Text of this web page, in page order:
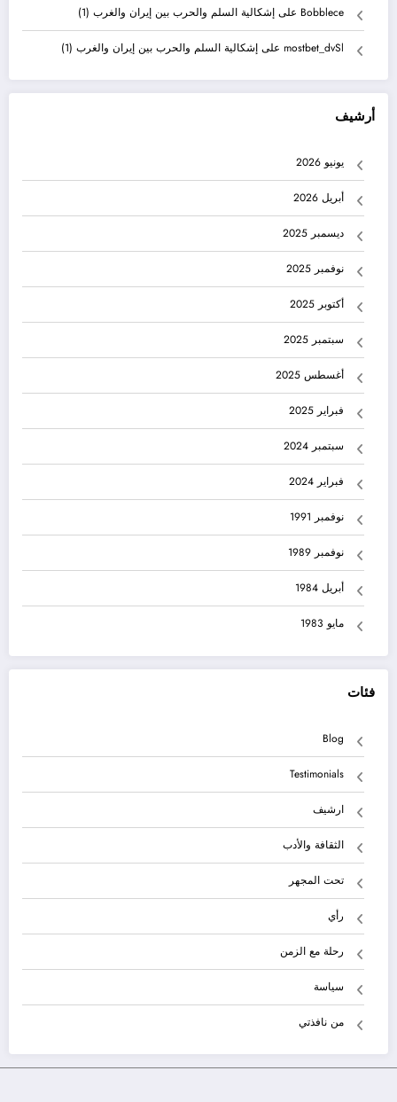
Bobblece على إشكالية السلم والحرب بين إيران والغرب (1)
mostbet_dvSl على إشكالية السلم والحرب بين إيران والغرب (1)
أرشيف
يونيو 2026
أبريل 2026
ديسمبر 2025
نوفمبر 2025
أكتوبر 2025
سبتمبر 2025
أغسطس 2025
فبراير 2025
سبتمبر 2024
فبراير 2024
نوفمبر 1991
نوفمبر 1989
أبريل 1984
مايو 1983
فئات
Blog
Testimonials
ارشيف
الثقافة والأدب
تحت المجهر
رأي
رحلة مع الزمن
سياسة
من نافذتي